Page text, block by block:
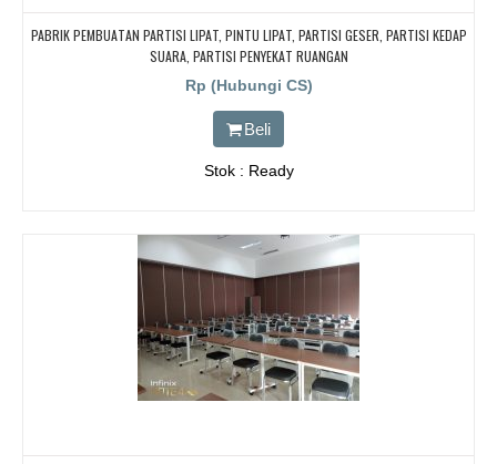
PABRIK PEMBUATAN PARTISI LIPAT, PINTU LIPAT, PARTISI GESER, PARTISI KEDAP
SUARA, PARTISI PENYEKAT RUANGAN
Rp (Hubungi CS)
Beli
Stok : Ready